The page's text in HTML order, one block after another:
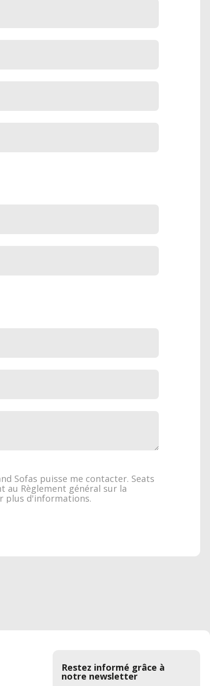
Sofas puisse me contacter. Seats
au Règlement général sur la
plus d'informations.
Restez informé grâce à
notre newsletter